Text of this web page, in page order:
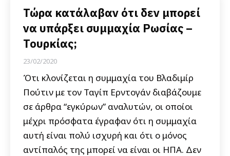
Τώρα κατάλαβαν ότι δεν μπορεί
να υπάρξει συμμαχία Ρωσίας –
Τουρκίας;
23/02/2020
Ότι κλονίζεται η συμμαχία του Βλαδιμίρ
Πούτιν με τον Ταγίπ Ερντογάν διαβάζουμε
σε άρθρα “εγκύρων” αναλυτών, οι οποίοι
μέχρι πρόσφατα έγραφαν ότι η συμμαχία
αυτή είναι πολύ ισχυρή και ότι ο μόνος
αντίπαλός της μπορεί να είναι οι ΗΠΑ. Δεν